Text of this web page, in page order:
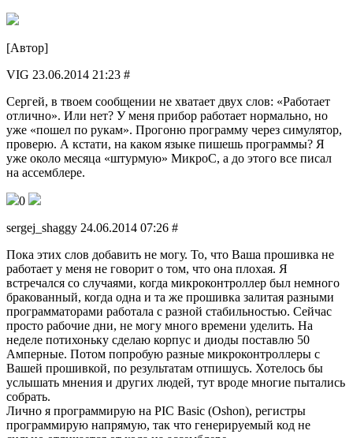
[Автор]
VIG 23.06.2014 21:23 #
Сергей, в твоем сообщении не хватает двух слов: «Работает
отлично». Или нет? У меня прибор работает нормально, но
уже «пошел по рукам». Прогоню программу через симулятор,
проверю. А кстати, на каком языке пишешь программы? Я
уже около месяца «штурмую» МикроС, а до этого все писал
на ассемблере.
0
sergej_shaggy 24.06.2014 07:26 #
Пока этих слов добавить не могу. То, что Ваша прошивка не
работает у меня не говорит о том, что она плохая. Я
встречался со случаями, когда микроконтроллер был немного
бракованный, когда одна и та же прошивка залитая разными
программаторами работала с разной стабильностью. Сейчас
просто рабочие дни, не могу много времени уделить. На
неделе потихоньку сделаю корпус и диоды поставлю 50
Амперные. Потом попробую разные микроконтроллеры с
Вашей прошивкой, по результатам отпишусь. Хотелось бы
услышать мнения и других людей, тут вроде многие пытались
собрать.
Лично я программирую на PIC Basic (Oshon), регистры
программирую напрямую, так что генерируемый код не